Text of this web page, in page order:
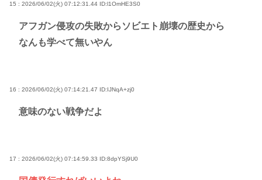
15 : 2026/06/02(火) 07:12:31.44 ID:l1OmHE3S0
アフガン侵攻の失敗からソビエト崩壊の歴史から
なんも学べて無いやん
16 : 2026/06/02(火) 07:14:21.47 ID:IJNqA+zj0
意味のない戦争だよ
17 : 2026/06/02(火) 07:14:59.33 ID:8dpYSj9U0